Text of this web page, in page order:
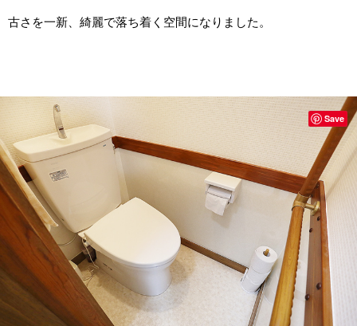
古さを一新、綺麗で落ち着く空間になりました。
Save